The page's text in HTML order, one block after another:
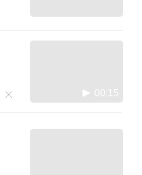
00:15